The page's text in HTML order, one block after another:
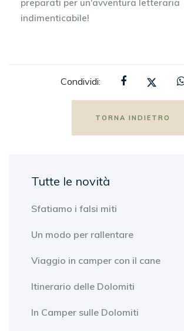
preparati per un'avventura letteraria
indimenticabile!
Condividi:
TORNA INDIETRO
Tutte le novità
Sfatiamo i falsi miti
Un modo per rallentare
Viaggio in camper con il cane
Itinerario delle Dolomiti
In Camper sulle Dolomiti